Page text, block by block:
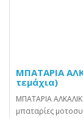
ΜΠΑΤΑΡΙΑ
τεμάχια)
ΜΠΑΤΑΡΙΑ
μπαταρίες